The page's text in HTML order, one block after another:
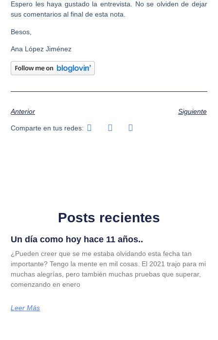
Espero les haya gustado la entrevista. No se olviden de dejar
sus comentarios al final de esta nota.
Besos,
Ana López Jiménez
Anterior Siguiente
Comparte en tus redes:
Posts recientes
Un día como hoy hace 11 años..
¿Pueden creer que se me estaba olvidando esta fecha tan
importante? Tengo la mente en mil cosas. El 2021 trajo para mi
muchas alegrías, pero también muchas pruebas que superar,
comenzando en enero
Leer Más